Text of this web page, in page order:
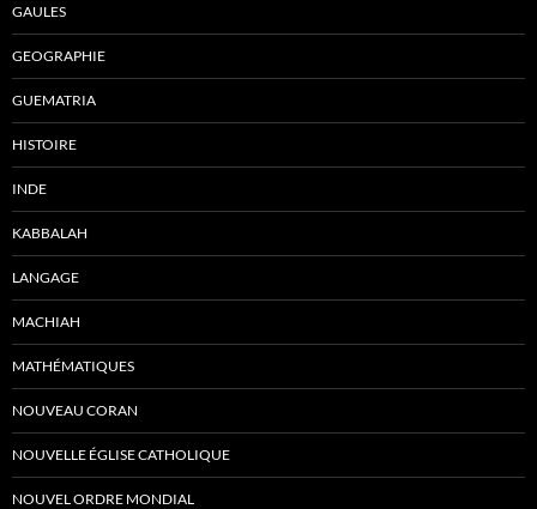
GAULES
GEOGRAPHIE
GUEMATRIA
HISTOIRE
INDE
KABBALAH
LANGAGE
MACHIAH
MATHÉMATIQUES
NOUVEAU CORAN
NOUVELLE ÉGLISE CATHOLIQUE
NOUVEL ORDRE MONDIAL